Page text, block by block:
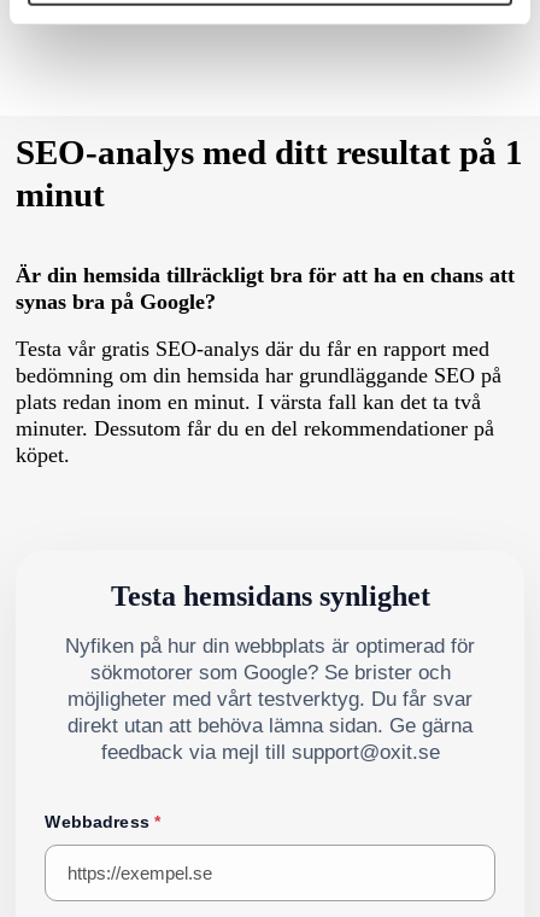
SEO-analys med ditt resultat på 1
minut
Är din hemsida tillräckligt bra för att ha en chans att
synas bra på Google?
Testa vår gratis SEO-analys där du får en rapport med
bedömning om din hemsida har grundläggande SEO på
plats redan inom en minut. I värsta fall kan det ta två
minuter. Dessutom får du en del rekommendationer på
köpet.
Testa hemsidans synlighet
Nyfiken på hur din webbplats är optimerad för
sökmotorer som Google? Se brister och
möjligheter med vårt testverktyg. Du får svar
direkt utan att behöva lämna sidan. Ge gärna
feedback via mejl till support@oxit.se
Webbadress *